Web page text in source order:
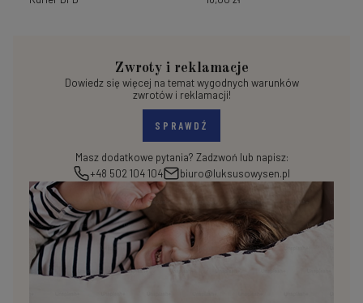
Zwroty i reklamacje
Dowiedz się więcej na temat wygodnych warunków
zwrotów i reklamacji!
SPRAWDŹ
Masz dodatkowe pytania? Zadzwoń lub napisz:
+48 502 104 104
biuro@luksusowysen.pl